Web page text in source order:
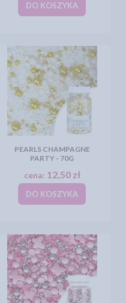
DO KOSZYKA
PEARLS CHAMPAGNE
PARTY - 70G
cena: 12,50 zł
DO KOSZYKA